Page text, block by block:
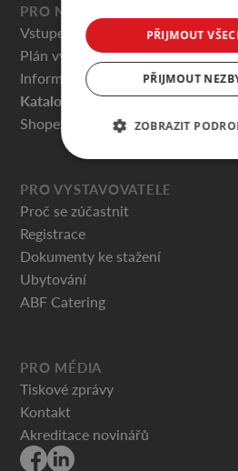
PRO NÁVŠTĚVNÍKY
Vstupenky
Plán výstaviště
Informace pro návštěvníky
Katalog vystavovatelů
Shopex.cz
PRO VYSTAVOVATELE
Proč se zúčastnit
Registrace
Dokumenty ke stažení
Ubytování
ABF Catering
PRO MÉDIA
Tiskové zprávy
Kontakt
Akreditace novinářů
PŘIJMOUT
PŘIJMOUT
ZOBRAZIT